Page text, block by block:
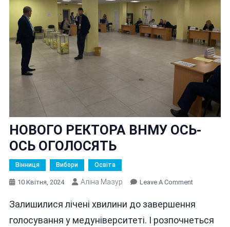
НОВОГО РЕКТОРА ВНМУ ОСЬ-
ОСЬ ОГОЛОСЯТЬ
Вінниця Вибори Освіта
10 Квітня, 2024 Аліна Мазур Leave A CommentOn
РЕКТОРА
ВНМУ
Залишилися лічені хвилини до завершення
голосування у медуніверситеті. І розпочнеться